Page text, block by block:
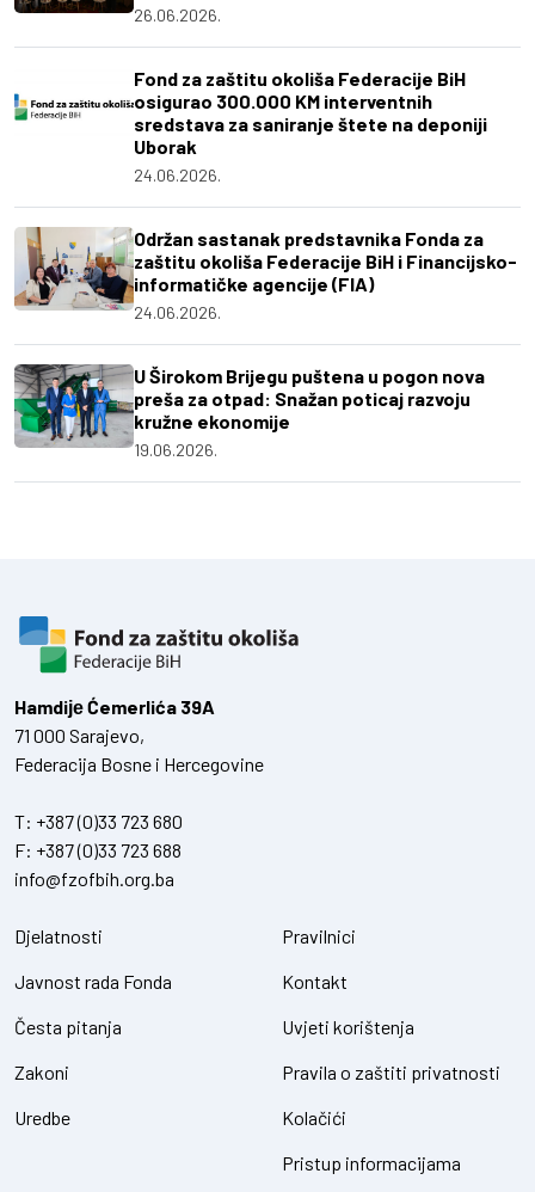
26.06.2026.
Fond za zaštitu okoliša Federacije BiH
osigurao 300.000 KM interventnih
sredstava za saniranje štete na deponiji
Uborak
24.06.2026.
Održan sastanak predstavnika Fonda za
zaštitu okoliša Federacije BiH i Financijsko-
informatičke agencije (FIA)
24.06.2026.
U Širokom Brijegu puštena u pogon nova
preša za otpad: Snažan poticaj razvoju
kružne ekonomije
19.06.2026.
Hamdiје Ćemerlića 39A
71 000 Sarajevo,
Federacija Bosne i Hercegovine
T: +387 (0)33 723 680
F: +387 (0)33 723 688
info@fzofbih.org.ba
Djelatnosti
Javnost rada Fonda
Česta pitanja
Zakoni
Uredbe
Pravilnici
Kontakt
Uvjeti korištenja
Pravila o zaštiti privatnosti
Kolačići
Pristup informacijama